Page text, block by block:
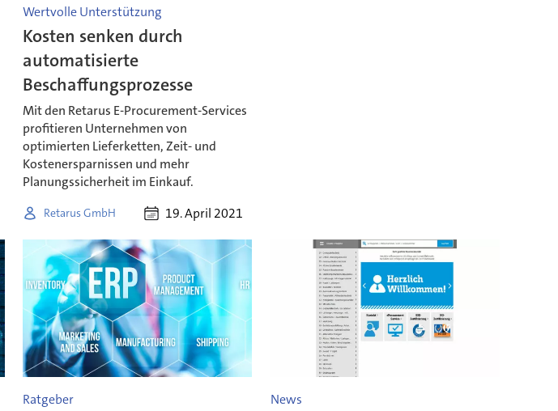
Wertvolle Unterstützung
Kosten senken durch
automatisierte
Beschaffungsprozesse
Mit den Retarus E-Procurement-Services
profitieren Unternehmen von
optimierten Lieferketten, Zeit- und
Kostenersparnissen und mehr
Planungssicherheit im Einkauf.
Retarus GmbH 19. April 2021
Ratgeber News